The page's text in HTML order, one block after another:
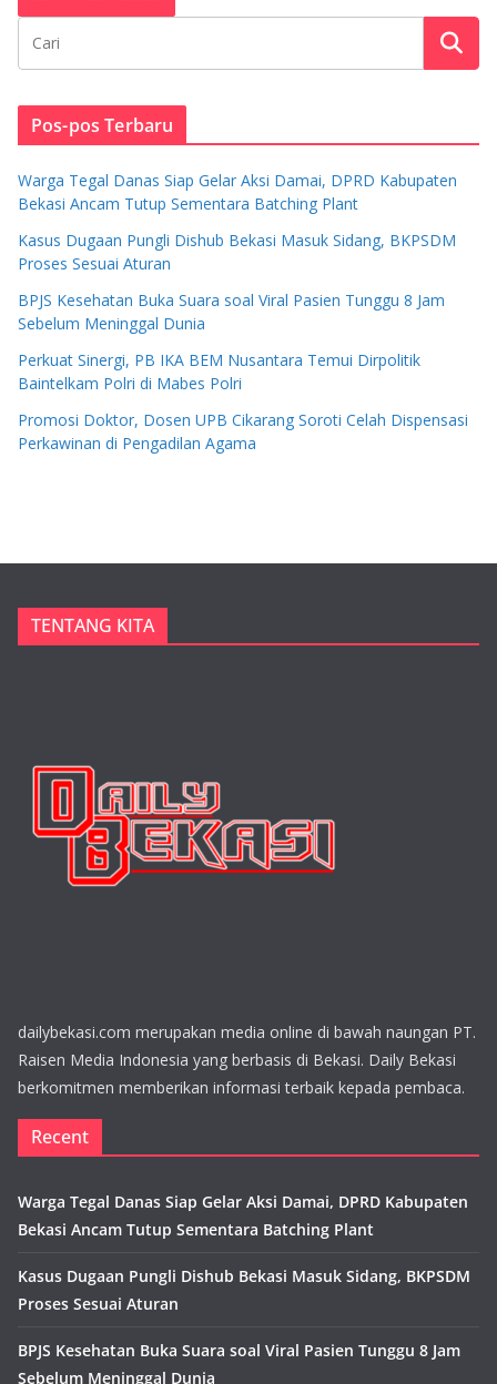
Pos-pos Terbaru
Warga Tegal Danas Siap Gelar Aksi Damai, DPRD Kabupaten
Bekasi Ancam Tutup Sementara Batching Plant
Kasus Dugaan Pungli Dishub Bekasi Masuk Sidang, BKPSDM
Proses Sesuai Aturan
BPJS Kesehatan Buka Suara soal Viral Pasien Tunggu 8 Jam
Sebelum Meninggal Dunia
Perkuat Sinergi, PB IKA BEM Nusantara Temui Dirpolitik
Baintelkam Polri di Mabes Polri
Promosi Doktor, Dosen UPB Cikarang Soroti Celah Dispensasi
Perkawinan di Pengadilan Agama
TENTANG KITA
dailybekasi.com merupakan media online di bawah naungan PT.
Raisen Media Indonesia yang berbasis di Bekasi. Daily Bekasi
berkomitmen memberikan informasi terbaik kepada pembaca.
Recent
Warga Tegal Danas Siap Gelar Aksi Damai, DPRD Kabupaten
Bekasi Ancam Tutup Sementara Batching Plant
Kasus Dugaan Pungli Dishub Bekasi Masuk Sidang, BKPSDM
Proses Sesuai Aturan
BPJS Kesehatan Buka Suara soal Viral Pasien Tunggu 8 Jam
Sebelum Meninggal Dunia